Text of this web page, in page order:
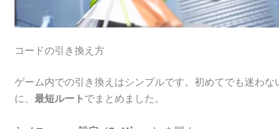
コードの引き換え方
ゲーム内での引き換えはシンプルです。初めてでも迷わな
に、 最短ルートでまとめました。